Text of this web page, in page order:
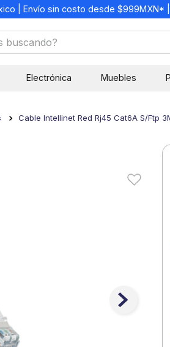
| Envío sin costo desde $999MXN* |
Electrónica Muebles
Cable Intellinet Red Rj45 Cat6A S/Ftp